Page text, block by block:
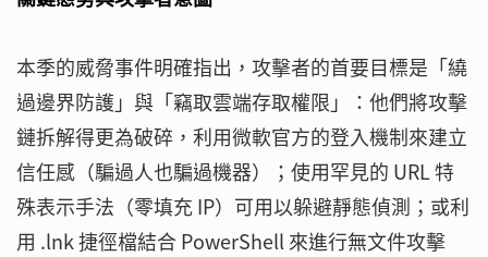
本季的威脅事件明確指出，攻擊者的首要目標是「繞
過邊界防護」與「竊取雲端存取權限」：他們將攻擊
鏈拆解得更為破碎，利用微軟官方的登入機制來建立
信任感（騙過人也騙過機器）；使用罕見的 URL 特
殊表示手法（零填充 IP）可用以躲避靜態偵測；或利
用 .lnk 捷徑檔結合 PowerShell 來進行無文件攻擊